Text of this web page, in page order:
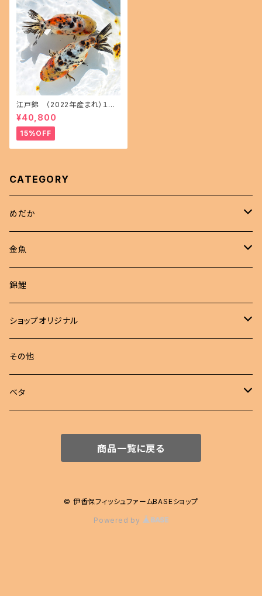
江戸錦 （2022年産まれ）１５
㎝前後 オス1 メス1(現物出品) i
kahoff AA-1114-32457-a
¥40,800
15%OFF
CATEGORY
めだか
現物商品
成魚
若魚
非選別商品
成魚
若魚
金魚
ピンポンパール
現物出品
江戸錦
東錦
らんちゅう
錦鯉
ショップオリジナル
めだか 定額
めだか セット
その他
ベタ
商品一覧に戻る
© 伊香保フィッシュファームBASEショップ
Powered by